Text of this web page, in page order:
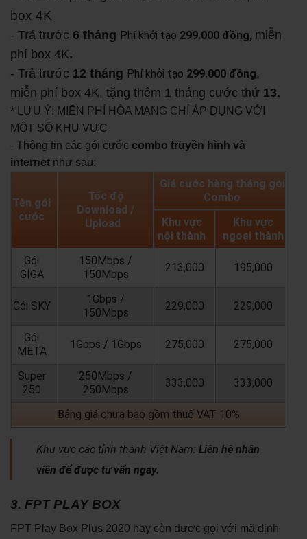
box 4K
- Trả trước 6 tháng Phí khởi tạo 299.000 đồng, miễn
phí box 4K.
- Trả trước 12 tháng Phí khởi tạo 299.000 đồng,
miễn phí box 4K, tặng thêm 1 tháng cước thứ 13.
* LƯU Ý: MIỄN PHÍ HÒA MẠNG CHỈ ÁP DỤNG VỚI
MỘT SỐ KHU VỰC
- Thông tin các gói cước combo truyền hình và
internet như sau:
Tên gói
cước
Tốc độ
Download /
Upload
Giá cước hàng tháng gói
Combo
Khu vực
nội thành
Khu vực
ngoại thành
Gói
GIGA
150Mbps /
150Mbps
213,000 195,000
Gói SKY
1Gbps /
150Mbps
229,000 229,000
Gói
META
1Gbps / 1Gbps 275,000 275,000
Super
250
250Mbps /
250Mbps
333,000 333,000
Bảng giá chưa bao gồm thuế VAT 10%
Khu vực các tỉnh thành Việt Nam: Liên hệ nhân
viên để được tư vấn ngay.
3. FPT PLAY BOX
FPT Play Box Plus 2020 hay còn được gọi với mã định